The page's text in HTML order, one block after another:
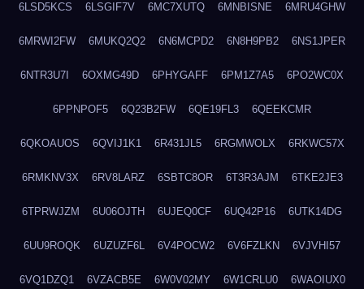
6LSD5KCS 6LSGIF7V 6MC7XUTQ 6MNBISNE 6MRU4GHW
6MRWI2FW 6MUKQ2Q2 6N6MCPD2 6N8H9PB2 6NS1JPER
6NTR3U7I 6OXMG49D 6PHYGAFF 6PM1Z7A5 6PO2WC0X
6PPNPOF5 6Q23B2FW 6QE19FL3 6QEEKCMR
6QKOAUOS 6QVIJ1K1 6R431JL5 6RGMWOLX 6RKWC57X
6RMKNV3X 6RV8LARZ 6SBTC8OR 6T3R3AJM 6TKE2JE3
6TPRWJZM 6U06OJTH 6UJEQ0CF 6UQ42P16 6UTK14DG
6UU9ROQK 6UZUZF6L 6V4POCW2 6V6FZLKN 6VJVHI57
6VQ1DZQ1 6VZACB5E 6W0V02MY 6W1CRLU0 6WAOIUX0